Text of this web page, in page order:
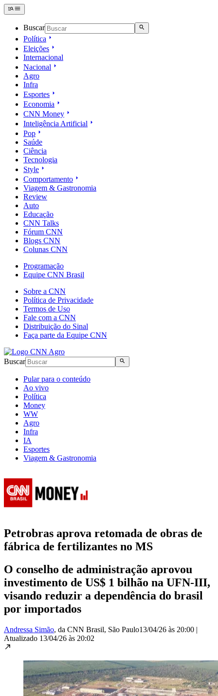
Buscar
Política
Eleições
Internacional
Nacional
Agro
Infra
Esportes
Economia
CNN Money
Inteligência Artificial
Pop
Saúde
Ciência
Tecnologia
Style
Comportamento
Viagem & Gastronomia
Review
Auto
Educação
CNN Talks
Fórum CNN
Blogs CNN
Colunas CNN
Programação
Equipe CNN Brasil
Sobre a CNN
Política de Privacidade
Termos de Uso
Fale com a CNN
Distribuição do Sinal
Faça parte da Equipe CNN
Buscar
Pular para o conteúdo
Ao vivo
Política
Money
WW
Agro
Infra
IA
Esportes
Viagem & Gastronomia
Petrobras aprova retomada de obras de
fábrica de fertilizantes no MS
O conselho de administração aprovou
investimento de US$ 1 bilhão na UFN-III,
visando reduzir a dependência do brasil
por importados
Andressa Simão, da CNN Brasil, São Paulo13/04/26 às 20:00 |
Atualizado 13/04/26 às 20:02